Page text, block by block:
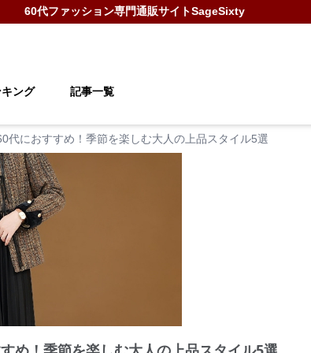
60代ファッション専門通販サイトSageSixty
ング 記事一覧
代におすすめ！季節を楽しむ大人の上品スタイル5選